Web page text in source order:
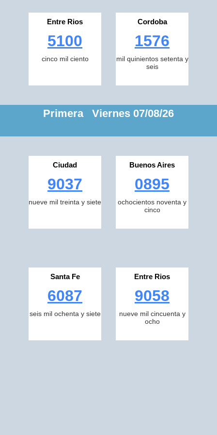
Entre Rios
5100
cinco mil ciento
Cordoba
1576
mil quinientos setenta y
seis
Primera Viernes 07/08/26
Ciudad
9037
nueve mil treinta y siete
Buenos Aires
0895
ochocientos noventa y
cinco
Santa Fe
6087
seis mil ochenta y siete
Entre Rios
9058
nueve mil cincuenta y
ocho